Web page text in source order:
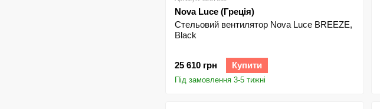
Nova Luce (Греція)
Стельовий вентилятор Nova Luce BREEZE,
Black
25 610 грн Купити
Під замовлення 3-5 тижні